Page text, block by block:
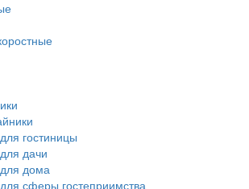
гостиницы
дачи
дома
сферы гостеприимства